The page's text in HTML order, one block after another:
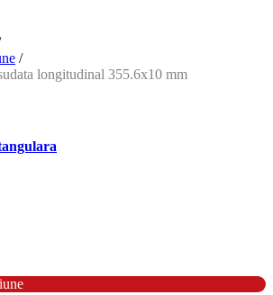
/
longitudinal 355.6x10 mm